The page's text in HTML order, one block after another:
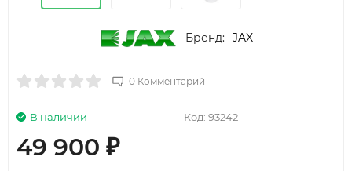
Бренд: JAX
0 Комментарий
Код: 93242
В наличии
49 900 ₽